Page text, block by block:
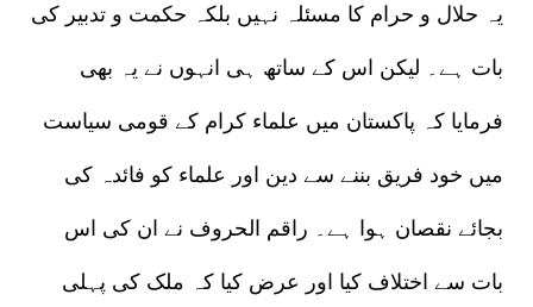
یہ حلال و حرام کا مسئلہ نہیں بلکہ حکمت و تدبیر کی
بات ہے۔ لیکن اس کے ساتھ ہی انہوں نے یہ بھی
فرمایا کہ پاکستان میں علماء کرام کے قومی سیاست
میں خود فریق بننے سے دین اور علماء کو فائدہ کی
بجائے نقصان ہوا ہے۔ راقم الحروف نے ان کی اس
بات سے اختلاف کیا اور عرض کیا کہ ملک کی پہلی